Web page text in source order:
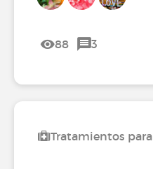
88 3
Tratamientos